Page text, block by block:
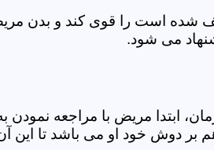
شده است را قوی کند و بدن
می شود.
ابتدا مریض با مراجعه
دوش خود او می باشد تا این